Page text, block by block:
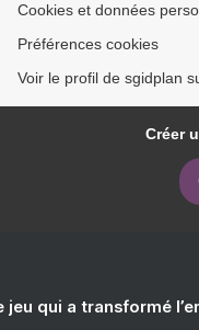
Cookies et données
Préférences cookies
Voir le profil de sgidplan
Créer
jeu qui a transformé